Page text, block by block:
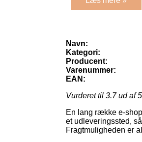
Navn:
Kategori:
Producent:
Varenummer:
EAN:
Vurderet til 3.7ud af
En lang række e-
et udleveringssted,
Fragtmuligheden er